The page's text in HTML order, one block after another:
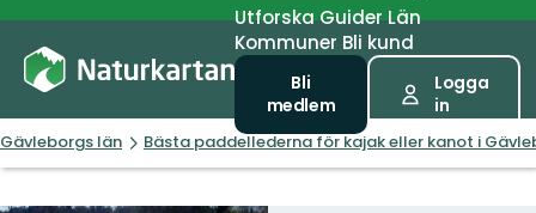
UtforskaGuiderLän
Kommuner Bli kund
Bli
medlem
Logga
in
Gävleborgs län Bästa paddellederna för kajak eller kanot i